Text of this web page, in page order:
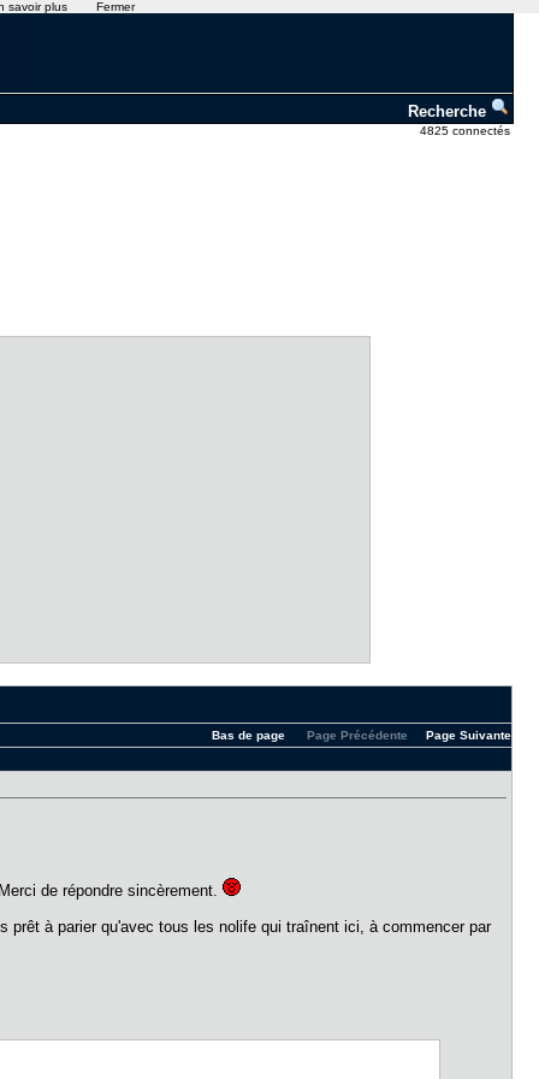
Recherche
4825 connectés
Page Suivante
Page Précédente
Bas de page
de répondre sincèrement.
prêt à parier qu'avec tous les nolife qui traînent ici, à commencer par
savoir plus Fermer